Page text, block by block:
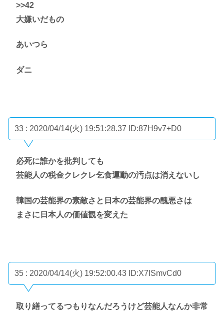
>>42
大嫌いだもの
あいつら
ダニ
33 : 2020/04/14(火) 19:51:28.37 ID:87H9v7+D0
必死に誰かを批判しても
芸能人の税金クレクレ乞食運動の汚点は消えないし
韓国の芸能界の素敵さと日本の芸能界の醜悪さは
まさに日本人の価値観を変えた
35 : 2020/04/14(火) 19:52:00.43 ID:X7ISmvCd0
取り繕ってるつもりなんだろうけど芸能人なんか非常